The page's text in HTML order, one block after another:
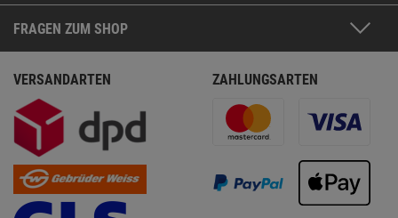
FRAGEN ZUM SHOP
VERSANDARTEN ZAHLUNGSARTEN